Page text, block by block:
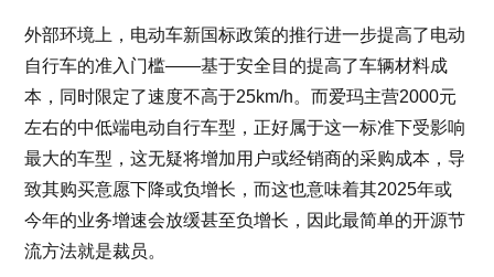
外部环境上，电动车新国标政策的推行进一步提高了电动
自行车的准入门槛——基于安全目的提高了车辆材料成
本，同时限定了速度不高于25km/h。而爱玛主营2000元
左右的中低端电动自行车型，正好属于这一标准下受影响
最大的车型，这无疑将增加用户或经销商的采购成本，导
致其购买意愿下降或负增长，而这也意味着其2025年或
今年的业务增速会放缓甚至负增长，因此最简单的开源节
流方法就是裁员。